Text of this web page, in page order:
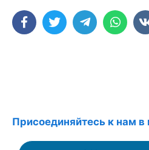
Присоединяйтесь к нам